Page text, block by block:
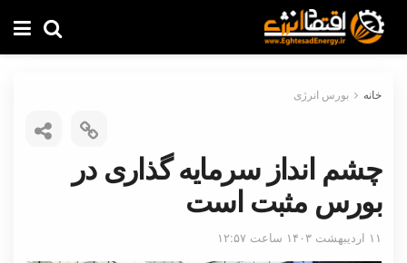
خانه بورس انرژی
چشم انداز سرمایه گذاری در
بورس مثبت است
۱۱ اردیبهشت ۱۴۰۳ ساعت ۱۲:۵۷